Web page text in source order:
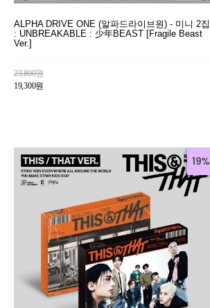
ALPHA DRIVE ONE (알파드라이브원) - 미니 2집
: UNBREAKABLE : 少年BEAST [Fragile Beast
Ver.]
23,800원
19,300원
19%